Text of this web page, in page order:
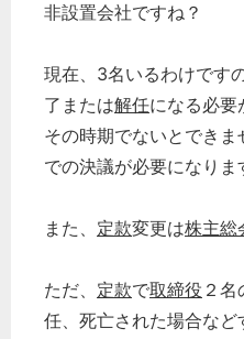
非設置会社ですね？
現在、3名いるわけです
了または解任になる必要
その時期でないとできま
での決議が必要になりま
また、 定款変更は株主総
ただ、 定款で取締役 ２
任、死亡された場合など